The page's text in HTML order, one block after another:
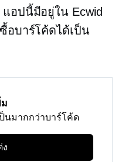
แอปนี้มีอยู่ใน Ecwid
อบาร์โค้ดได้เป็น
นมากกว่าบาร์โค้ด